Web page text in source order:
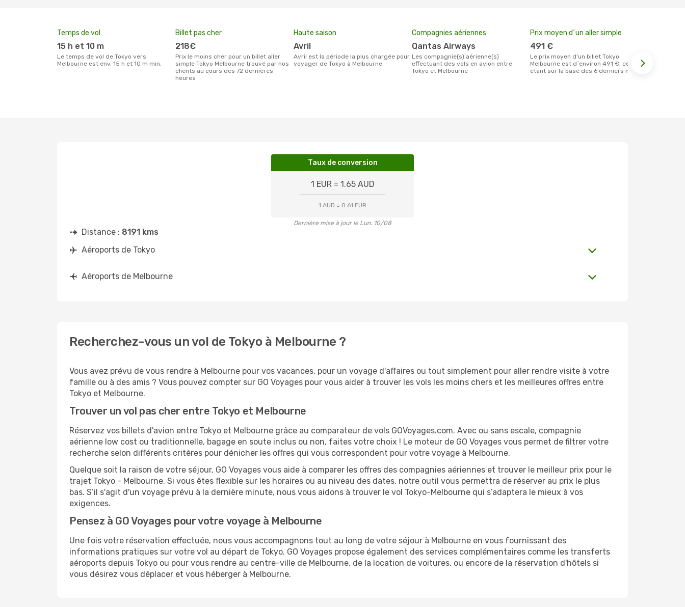
Temps de vol
15 h et 10 m
Le temps de vol de Tokyo vers
Melbourne est env. 15 h et 10 m min.
Billet pas cher
218€
Prix le moins cher pour un billet aller
simple Tokyo Melbourne trouvé par nos
clients au cours des 72 dernières
heures
Haute saison
avril
avril est la période la plus chargée pour
voyager de Tokyo à Melbourne.
Compagnies aériennes
Qantas Airways
Les compagnie(s) aérienne(s)
effectuant des vols en avion entre
Tokyo et Melbourne
Prix moyen d´un aller simple
491 €
Le prix moyen d'un billet Tokyo
Melbourne est d´environ 491 €, ce prix
étant sur la base des 6 derniers mois.
Taux de conversion
1 EUR = 1.65 AUD
1 AUD = 0.61 EUR
Dernière mise à jour le Lun. 10/08
Distance : 8191 kms
Aéroports de Tokyo
Aéroports de Melbourne
Recherchez-vous un vol de Tokyo à Melbourne ?
Vous avez prévu de vous rendre à Melbourne pour vos vacances, pour un voyage d'affaires ou tout simplement pour aller rendre visite à votre
famille ou à des amis ? Vous pouvez compter sur GO Voyages pour vous aider à trouver les vols les moins chers et les meilleures offres entre
Tokyo et Melbourne.
Trouver un vol pas cher entre Tokyo et Melbourne
Réservez vos billets d'avion entre Tokyo et Melbourne grâce au comparateur de vols GOVoyages.com. Avec ou sans escale, compagnie
aérienne low cost ou traditionnelle, bagage en soute inclus ou non, faites votre choix ! Le moteur de GO Voyages vous permet de filtrer votre
recherche selon différents critères pour dénicher les offres qui vous correspondent pour votre voyage à Melbourne.
Quelque soit la raison de votre séjour, GO Voyages vous aide à comparer les offres des compagnies aériennes et trouver le meilleur prix pour le
trajet Tokyo - Melbourne. Si vous êtes flexible sur les horaires ou au niveau des dates, notre outil vous permettra de réserver au prix le plus
bas. S’il s'agit d'un voyage prévu à la dernière minute, nous vous aidons à trouver le vol Tokyo-Melbourne qui s’adaptera le mieux à vos
exigences.
Pensez à GO Voyages pour votre voyage à Melbourne
Une fois votre réservation effectuée, nous vous accompagnons tout au long de votre séjour à Melbourne en vous fournissant des
informations pratiques sur votre vol au départ de Tokyo. GO Voyages propose également des services complémentaires comme les transferts
aéroports depuis Tokyo ou pour vous rendre au centre-ville de Melbourne, de la location de voitures, ou encore de la réservation d'hôtels si
vous désirez vous déplacer et vous héberger à Melbourne.